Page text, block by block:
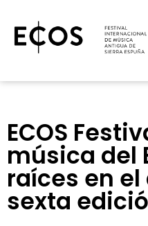
ECOS
música del
raíces en
sexta